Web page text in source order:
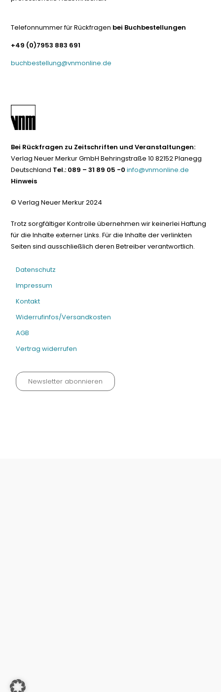
Telefonnummer für Rückfragen bei Buchbestellungen
+49 (0)7953 883 691
buchbestellung@vnmonline.de
Bei Rückfragen zu Zeitschriften und Veranstaltungen:
Verlag Neuer Merkur GmbH Behringstraße 10 82152 Planegg
Deutschland Tel.: 089 – 31 89 05 -0 info@vnmonline.de
Hinweis
© Verlag Neuer Merkur 2024
Trotz sorgfältiger Kontrolle übernehmen wir keinerlei Haftung
für die Inhalte externer Links. Für die Inhalte der verlinkten
Seiten sind ausschließlich deren Betreiber verantwortlich.
Datenschutz
Impressum
Kontakt
Widerrufinfos/Versandkosten
AGB
Vertrag widerrufen
Newsletter abonnieren